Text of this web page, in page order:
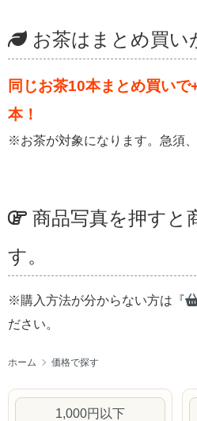
お茶はまとめ買い
同じお茶10本まとめ買い
本！
※お茶が対象になります。急須
商品写真を押すと
す。
※購入方法が分からない方は『
ださい。
ホーム 価格で探す
1,000円以下